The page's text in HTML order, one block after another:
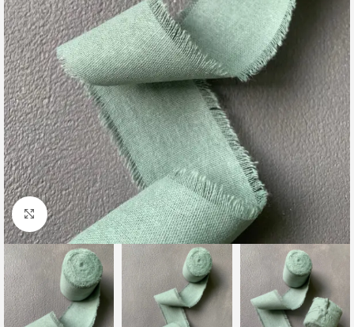
Клацніть, щоб збільшити